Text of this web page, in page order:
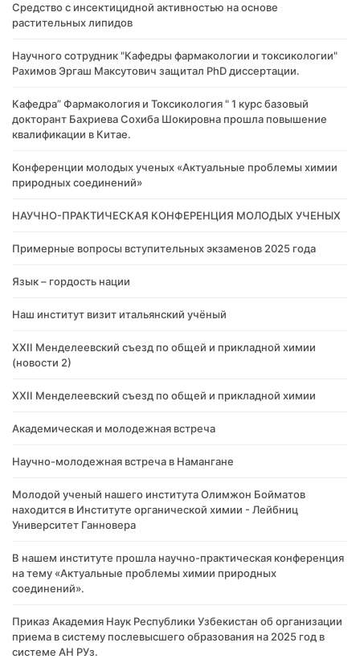
Cредство с инсектицидной активностью на основе
растительных липидов
Научного сотрудник "Кафедры фармакологии и токсикологии"
Рахимов Эргаш Максутович защитал PhD диссертации.
Кафедра” Фармакология и Токсикология " 1 курс базовый
докторант Бахриева Сохиба Шокировна прошла повышение
квалификации в Китае.
Конференции молодых ученых «Актуальные проблемы химии
природных соединений»
НАУЧНО-ПРАКТИЧЕСКАЯ КОНФЕРЕНЦИЯ МОЛОДЫХ УЧЕНЫХ
Примерные вопросы вступительных экзаменов 2025 года
Язык – гордость нации
Наш институт визит итальянский учёный
XXII Менделеевский съезд по общей и прикладной химии
(новости 2)
XXII Менделеевский съезд по общей и прикладной химии
Академическая и молодежная встреча
Научно-молодежная встреча в Намангане
Молодой ученый нашего института Олимжон Бойматов
находится в Институте органической химии - Лейбниц
Университет Ганновера
В нашем институте прошла научно-практическая конференция
на тему «Актуальные проблемы химии природных
соединений».
Приказ Академия Наук Республики Узбекистан об организации
приема в систему послевысшего образования на 2025 год в
системе АН РУз.